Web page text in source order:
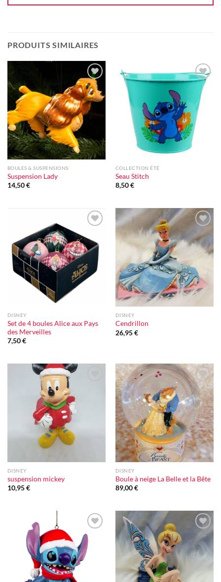
PRODUITS SIMILAIRES
Ajouter
à la liste
d'envie
BOULES & SUSPENSIONS
Suspension Lady
14,50€
Ajouter
à la liste
d'envie
COLLECTION ÉTÉ
Seau Stitch
8,50€
à la liste
d'envie
DISNEY
Set de 4 boules Alice aux Pays
des Merveilles
7,50€
Ajouter
à la liste
d'envie
DISNEY
Cendrillon
26,95€
DISNEY
suspension mickey
10,95€
Ajouter
à la liste
d'envie
DISNEY
Boule à neige La Belle et la Bête
89,00€
Ajouter
à la liste
d'envie
Ajouter
à la liste
d'envie